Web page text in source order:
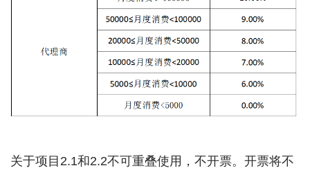
关于项目2.1和2.2不可重叠使用，不开票。开票将不